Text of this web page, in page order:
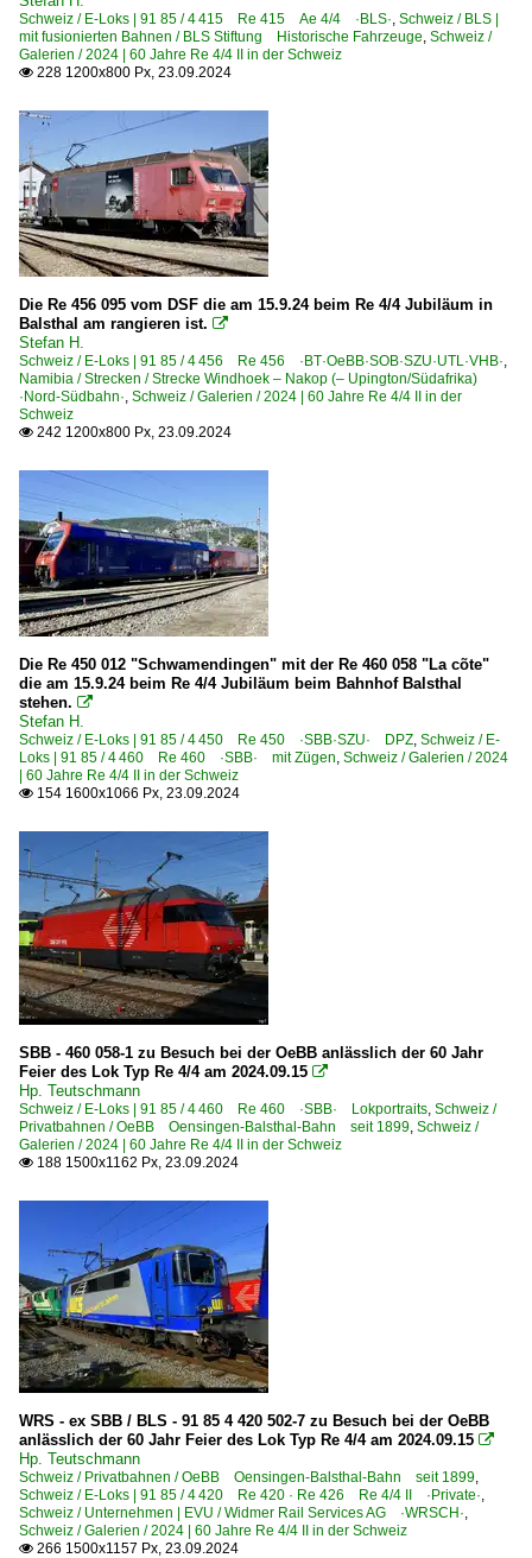
Schweiz / E-Loks | 91 85 / 4 415 Re 415 Ae 4/4 ·BLS·, Schweiz / BLS |
mit fusionierten Bahnen / BLS Stiftung Historische Fahrzeuge, Schweiz /
Galerien / 2024 | 60 Jahre Re 4/4 II in der Schweiz
 228 1200x800 Px, 23.09.2024
Die Re 456 095 vom DSF die am 15.9.24 beim Re 4/4 Jubiläum in
Balsthal am rangieren ist. 
Stefan H.
Schweiz / E-Loks | 91 85 / 4 456 Re 456 ·BT·OeBB·SOB·SZU·UTL·VHB·,
Namibia / Strecken / Strecke Windhoek – Nakop (– Upington/Südafrika)
·Nord-Südbahn·, Schweiz / Galerien / 2024 | 60 Jahre Re 4/4 II in der
Schweiz
 242 1200x800 Px, 23.09.2024
Die Re 450 012 "Schwamendingen" mit der Re 460 058 "La cõte"
die am 15.9.24 beim Re 4/4 Jubiläum beim Bahnhof Balsthal
stehen. 
Stefan H.
Schweiz / E-Loks | 91 85 / 4 450 Re 450 ·SBB·SZU· DPZ, Schweiz / E-
Loks | 91 85 / 4 460 Re 460 ·SBB· mit Zügen, Schweiz / Galerien / 2024
| 60 Jahre Re 4/4 II in der Schweiz
 154 1600x1066 Px, 23.09.2024
SBB - 460 058-1 zu Besuch bei der OeBB anlässlich der 60 Jahr
Feier des Lok Typ Re 4/4 am 2024.09.15 
Hp. Teutschmann
Schweiz / E-Loks | 91 85 / 4 460 Re 460 ·SBB· Lokportraits, Schweiz /
Privatbahnen / OeBB Oensingen-Balsthal-Bahn seit 1899, Schweiz /
Galerien / 2024 | 60 Jahre Re 4/4 II in der Schweiz
 188 1500x1162 Px, 23.09.2024
WRS - ex SBB / BLS - 91 85 4 420 502-7 zu Besuch bei der OeBB
anlässlich der 60 Jahr Feier des Lok Typ Re 4/4 am 2024.09.15 
Hp. Teutschmann
Schweiz / Privatbahnen / OeBB Oensingen-Balsthal-Bahn seit 1899,
Schweiz / E-Loks | 91 85 / 4 420 Re 420 · Re 426 Re 4/4 II ·Private·,
Schweiz / Unternehmen | EVU / Widmer Rail Services AG ·WRSCH·,
Schweiz / Galerien / 2024 | 60 Jahre Re 4/4 II in der Schweiz
 266 1500x1157 Px, 23.09.2024